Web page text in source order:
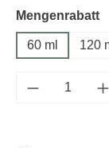
Mengenrabatt
60 ml 120
Produkt